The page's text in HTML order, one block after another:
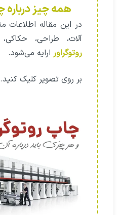
همه چیز درباره
در این مقاله اطلاعات
آلات، طراحی،
روتوگراور ارایه می‌شود.
بر روی تصویر کلیک کنید.